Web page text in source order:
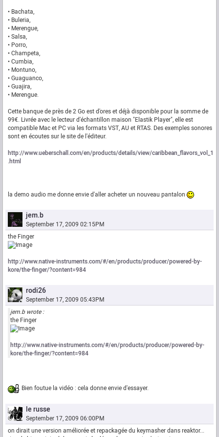
• Bachata,
• Buleria,
• Merengue,
• Salsa,
• Porro,
• Champeta,
• Cumbia,
• Montuno,
• Guaguanco,
• Guajira,
• Merengue.
Cette banque de près de 2 Go est d'ores et déjà disponible pour la somme de
99€. Livrée avec le lecteur d'échantillon maison "Elastik Player", elle est
compatible Mac et PC via les formats VST, AU et RTAS. Des exemples sonores
sont en écoutes sur le site de l'éditeur.
http://www.ueberschall.com/en/products/details/view/caribbean_flavors_vol_1
.html
la demo audio me donne envie d'aller acheter un nouveau pantalon
jem.b
September 17, 2009 02:15PM
the Finger
http://www.native-instruments.com/#/en/products/producer/powered-by-
kore/the-finger/?content=984
rodi26
September 17, 2009 05:43PM
jem.b wrote :
the Finger
http://www.native-instruments.com/#/en/products/producer/powered-by-
kore/the-finger/?content=984
Bien foutue la vidéo : cela donne envie d'essayer.
le russe
September 17, 2009 06:00PM
on dirait une version améliorée et repackagée du keymasher dans reaktor...